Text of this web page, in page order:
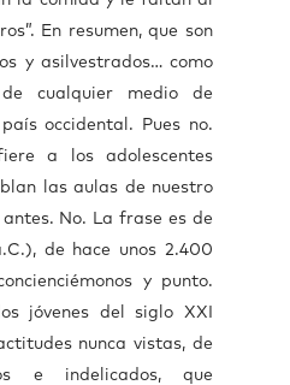
En resumen, que son
y asilvestrados… como
cualquier medio de
occidental. Pues no.
a los adolescentes
las aulas de nuestro
No. La frase es de
de hace unos 2.400
y punto.
jóvenes del siglo XXI
nunca vistas, de
e indelicados, que